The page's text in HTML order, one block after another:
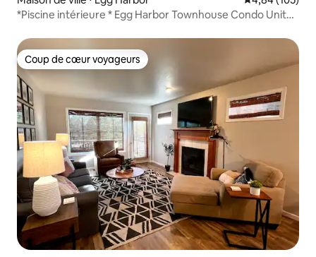
*Piscine intérieure * Egg Harbor Townhouse Condo Unit
Coup de cœur voyageurs
Coup de cœur voyageurs